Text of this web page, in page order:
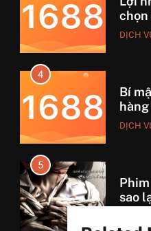
Bí
hàng
DỊCH
5
sao
nhất
GIẢI
6
Top
lựa